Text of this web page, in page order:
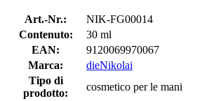
Art.-Nr.:
NIK-FG00014
Contenuto:
30 ml
EAN:
9120069970067
Marca:
dieNikolai
Tipo di
prodotto:
cosmetico per le mani